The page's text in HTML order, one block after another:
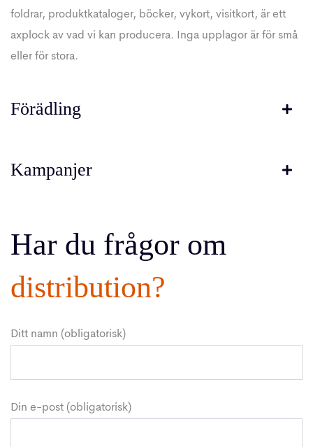
foldrar, produktkataloger, böcker, vykort, visitkort, är ett
axplock av vad vi kan producera. Inga upplagor är för små
eller för stora.
Förädling
Kampanjer
Har du frågor om
distribution?
Ditt namn (obligatorisk)
Din e-post (obligatorisk)